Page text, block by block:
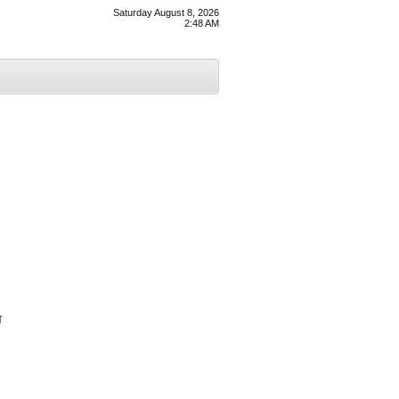
Saturday August 8, 2026
2:48 AM